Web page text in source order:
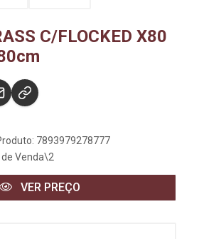
C/FLOCKED X80
7893979278777
Venda\2
VER PREÇO